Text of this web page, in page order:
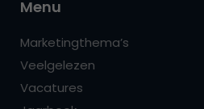
Menu
Marketingthema’s
Veelgelezen
Vacatures